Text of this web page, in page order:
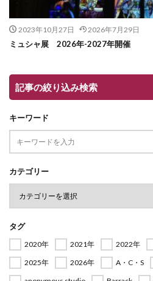
2023年10月27日 2026年7月29日
ミュシャ展 2026年-2027年開催
記事の絞り込み検索
キーワード
カテゴリー
タグ
2020年 2021年 2022年
2025年
2026年 A・C・S